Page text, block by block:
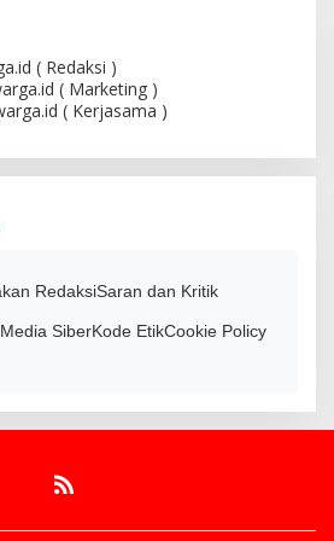
( Redaksi )
( Marketing )
( Kerjasama )
RedaksiSaran dan Kritik
SiberKode EtikCookie Policy